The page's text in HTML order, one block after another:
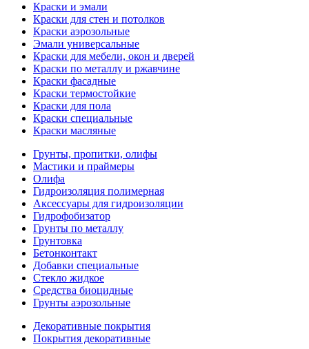
Краски и эмали
Краски для стен и потолков
Краски аэрозольные
Эмали универсальные
Краски для мебели, окон и дверей
Краски по металлу и ржавчине
Краски фасадные
Краски термостойкие
Краски для пола
Краски специальные
Краски масляные
Грунты, пропитки, олифы
Мастики и праймеры
Олифа
Гидроизоляция полимерная
Аксессуары для гидроизоляции
Гидрофобизатор
Грунты по металлу
Грунтовка
Бетонконтакт
Добавки специальные
Стекло жидкое
Средства биоцидные
Грунты аэрозольные
Декоративные покрытия
Покрытия декоративные